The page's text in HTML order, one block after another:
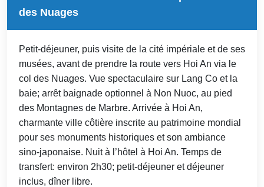
des Nuages
Petit-déjeuner, puis visite de la cité impériale et de ses
musées, avant de prendre la route vers Hoi An via le
col des Nuages. Vue spectaculaire sur Lang Co et la
baie; arrêt baignade optionnel à Non Nuoc, au pied
des Montagnes de Marbre. Arrivée à Hoi An,
charmante ville côtière inscrite au patrimoine mondial
pour ses monuments historiques et son ambiance
sino-japonaise. Nuit à l’hôtel à Hoi An. Temps de
transfert: environ 2h30; petit-déjeuner et déjeuner
inclus, dîner libre.